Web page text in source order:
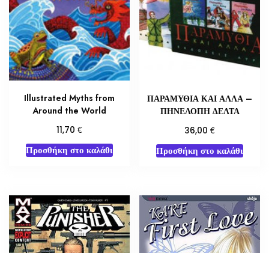
Illustrated Myths from
Around the World
11,70 €
Προσθήκη στο καλάθι
ΠΑΡΑΜΥΘΙΑ ΚΑΙ ΑΛΛΑ –
ΠΗΝΕΛΟΠΗ ΔΕΛΤΑ
36,00€
Προσθήκη στο καλάθι